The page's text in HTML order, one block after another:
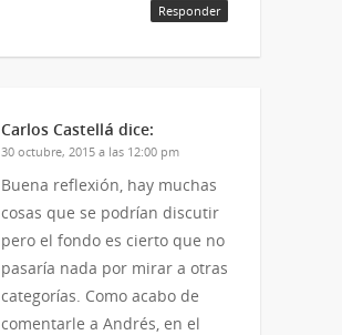
Responder
Carlos Castellá dice:
30 octubre, 2015 a las 12:00 pm
Buena reflexión, hay muchas
cosas que se podrían discutir
pero el fondo es cierto que no
pasaría nada por mirar a otras
categorías. Como acabo de
comentarle a Andrés, en el